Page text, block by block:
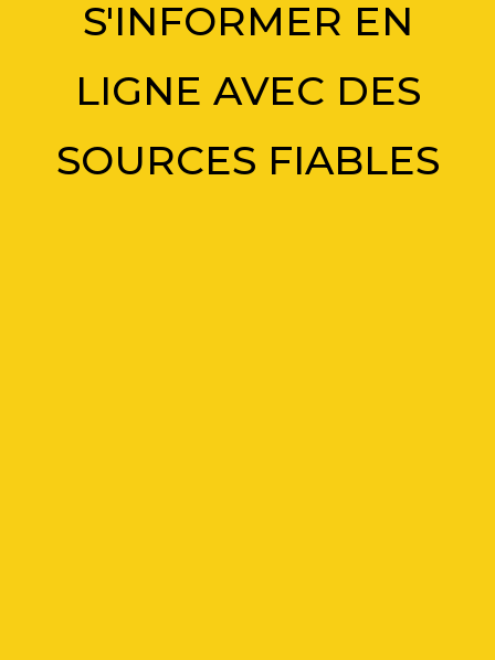
S'INFORMER EN
LIGNE AVEC DES
SOURCES FIABLES